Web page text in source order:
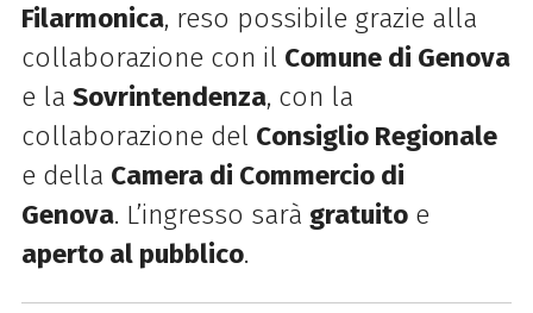
Filarmonica, reso possibile grazie alla
collaborazione con il Comune di Genova
e la Sovrintendenza, con la
collaborazione del Consiglio Regionale
e della Camera di Commercio di
Genova. L’ingresso sarà gratuitoe
aperto al pubblico.